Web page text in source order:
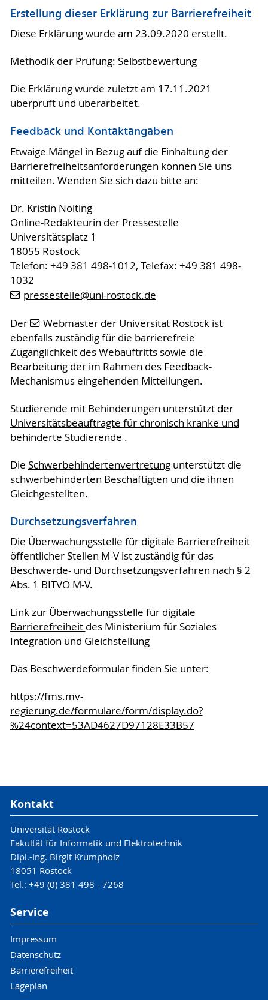
Erstellung dieser Erklärung zur Barrierefreiheit
Diese Erklärung wurde am 23.09.2020 erstellt.
Methodik der Prüfung: Selbstbewertung
Die Erklärung wurde zuletzt am 17.11.2021
überprüft und überarbeitet.
Feedback und Kontaktangaben
Etwaige Mängel in Bezug auf die Einhaltung der
Barrierefreiheitsanforderungen können Sie uns
mitteilen. Wenden Sie sich dazu bitte an:
Dr. Kristin Nölting
Online-Redakteurin der Pressestelle
Universitätsplatz 1
18055 Rostock
Telefon: +49 381 498-1012, Telefax: +49 381 498-
1032
pressestelle@uni-rostock.de
Der Webmaster der Universität Rostock ist
ebenfalls zuständig für die barrierefreie
Zugänglichkeit des Webauftritts sowie die
Bearbeitung der im Rahmen des Feedback-
Mechanismus eingehenden Mitteilungen.
Studierende mit Behinderungen unterstützt der
Universitätsbeauftragte für chronisch kranke und
behinderte Studierende .
Die Schwerbehindertenvertretungunterstützt die
schwerbehinderten Beschäftigten und die ihnen
Gleichgestellten.
Durchsetzungsverfahren
Die Überwachungsstelle für digitale Barrierefreiheit
öffentlicher Stellen M-V ist zuständig für das
Beschwerde- und Durchsetzungsverfahren nach § 2
Abs. 1 BITVO M-V.
Link zur Überwachungsstelle für digitale
Barrierefreiheit des Ministerium für Soziales
Integration und Gleichstellung
Das Beschwerdeformular finden Sie unter:
https://fms.mv-
regierung.de/formulare/form/display.do?
%24context=53AD4627D97128E33B57
Kontakt
Universität Rostock
Fakultät für Informatik und Elektrotechnik
Dipl.-Ing. Birgit Krumpholz
18051 Rostock
Tel.: +49 (0) 381 498 - 7268
Service
Impressum
Datenschutz
Barrierefreiheit
Lageplan